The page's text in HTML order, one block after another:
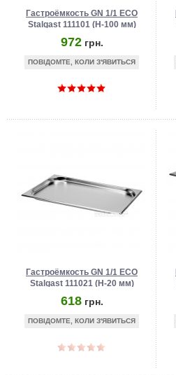
Гастроёмкость GN 1/1 ECO
Stalgast 111101 (H-100 мм)
972 грн.
ПОВІДОМТЕ, КОЛИ З'ЯВИТЬСЯ
Гастроёмкость GN 1/1 ECO
Stalgast 111021 (H-20 мм)
618 грн.
ПОВІДОМТЕ, КОЛИ З'ЯВИТЬСЯ